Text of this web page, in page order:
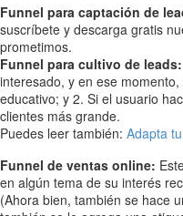
Funnel para captación de
suscríbete y descarga gratis
prometimos.
Funnel para cultivo de leads:
interesado, y en ese
educativo; y 2. Si el usuario
clientes más grande.
Puedes leer también: Adapta
Funnel de ventas online:
en algún tema de su interés
(Ahora bien, también se hace